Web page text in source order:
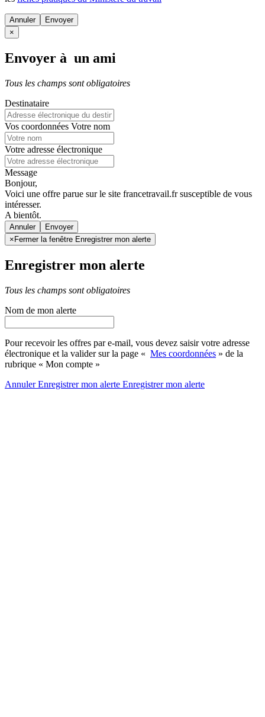
Annuler
×
Envoyer à un ami
Tous les champs sont obligatoires
Destinataire
Vos coordonnées Votre nom
Votre adresse électronique
Message
Bonjour,
Voici une offre parue sur le site francetravail.fr susceptible de vous
intéresser.
A bientôt.
Annuler
× Fermer la fenêtre Enregistrer mon alerte
Enregistrer mon alerte
Tous les champs sont obligatoires
Nom de mon alerte
Pour recevoir les offres par e-mail, vous devez saisir votre adresse
électronique et la valider sur la page « Mes coordonnées » de la
rubrique « Mon compte »
AnnulerEnregistrer mon alerte Enregistrermon alerte